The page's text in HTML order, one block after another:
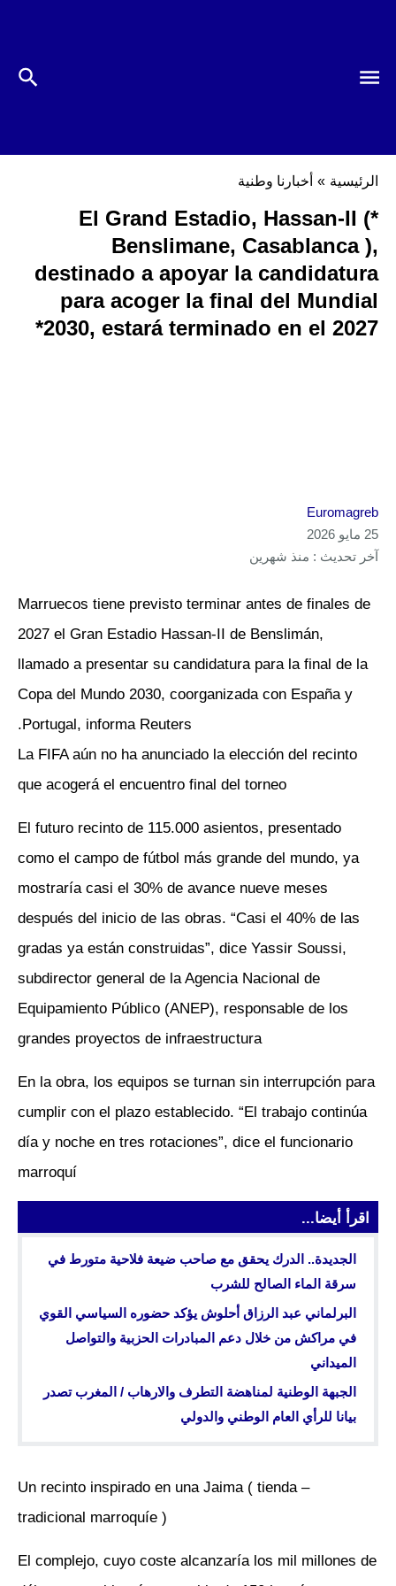
الرئيسية » أخبارنا وطنية
*El Grand Estadio, Hassan-II (
Benslimane, Casablanca ),
destinado a apoyar la candidatura
para acoger la final del Mundial
2030, estará terminado en el 2027*
Euromagreb
25 مايو 2026
آخر تحديث : منذ شهرين
Marruecos tiene previsto terminar antes de finales de
2027 el Gran Estadio Hassan-II de Benslimán,
llamado a presentar su candidatura para la final de la
Copa del Mundo 2030, coorganizada con España y
Portugal, informa Reuters.
La FIFA aún no ha anunciado la elección del recinto
que acogerá el encuentro final del torneo
El futuro recinto de 115.000 asientos, presentado
como el campo de fútbol más grande del mundo, ya
mostraría casi el 30% de avance nueve meses
después del inicio de las obras. “Casi el 40% de las
gradas ya están construidas”, dice Yassir Soussi,
subdirector general de la Agencia Nacional de
Equipamiento Público (ANEP), responsable de los
grandes proyectos de infraestructura
En la obra, los equipos se turnan sin interrupción para
cumplir con el plazo establecido. “El trabajo continúa
día y noche en tres rotaciones”, dice el funcionario
marroquí
اقرأ أيضا...
الجديدة.. الدرك يحقق مع صاحب ضيعة فلاحية متورط في
سرقة الماء الصالح للشرب
البرلماني عبد الرزاق أحلوش يؤكد حضوره السياسي القوي
في مراكش من خلال دعم المبادرات الحزبية والتواصل
الميداني
الجبهة الوطنية لمناهضة التطرف والارهاب / المغرب تصدر
بيانا للرأي العام الوطني والدولي
– Un recinto inspirado en una Jaima ( tienda
tradicional marroquíe )
El complejo, cuyo coste alcanzaría los mil millones de